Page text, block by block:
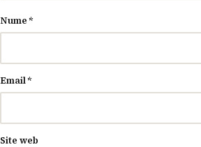
Nume*
Email*
Site web